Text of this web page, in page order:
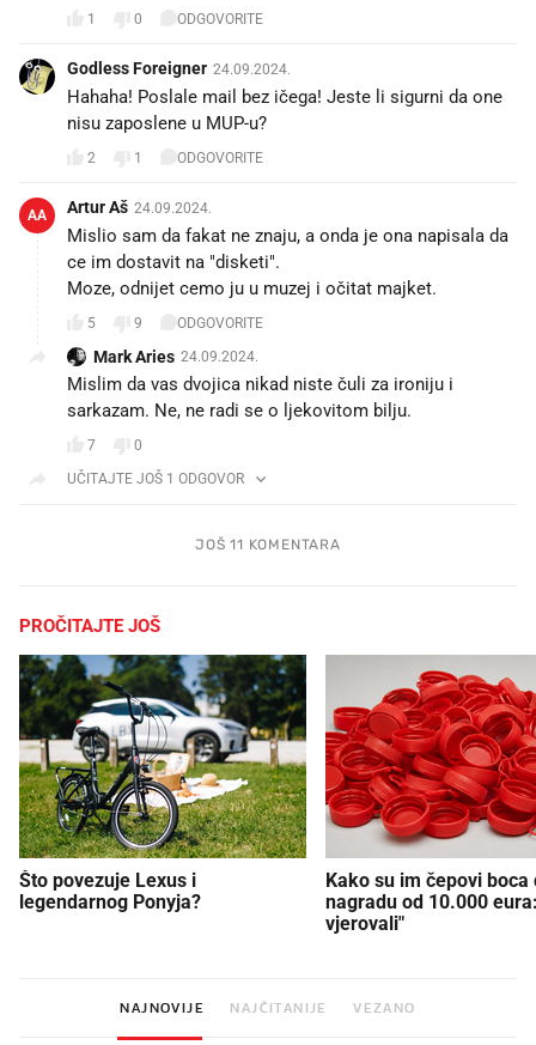
1 0 ODGOVORITE
Godless Foreigner 24.09.2024.
Hahaha! Poslale mail bez ičega! Jeste li sigurni da one
nisu zaposlene u MUP-u?
2 1 ODGOVORITE
AA Artur Aš 24.09.2024.
Mislio sam da fakat ne znaju, a onda je ona napisala da
ce im dostavit na "disketi".
Moze, odnijet cemo ju u muzej i očitat majket.
5 9 ODGOVORITE
Mark Aries 24.09.2024.
Mislim da vas dvojica nikad niste čuli za ironiju i
sarkazam. Ne, ne radi se o ljekovitom bilju.
7
0
UČITAJTE JOŠ 1 ODGOVOR
JOŠ 11 KOMENTARA
PROČITAJTE JOŠ
Što povezuje Lexus i
legendarnog Ponyja?
Kako su im čepovi boca
nagradu od 10.000
vjerovali"
NAJNOVIJE NAJČITANIJE VEZANO